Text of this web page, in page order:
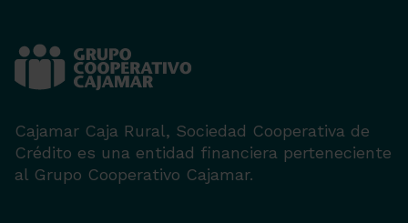
Cajamar Caja Rural, Sociedad Cooperativa de
Crédito es una entidad financiera perteneciente
al Grupo Cooperativo Cajamar.